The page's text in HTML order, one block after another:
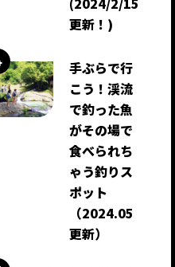
更新！)
手ぶらで行
こう！渓流
で釣った魚
がその場で
食べられち
ゃう釣りス
ポット
（2024.05
更新）